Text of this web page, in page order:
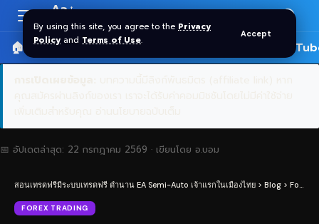
By using this site, you agree to the Privacy
Policy and Terms of Use.
Accept
Resizer
Aa
🏠 หน้าแรก ราคาทอง SPDR 🎬
📅 อัปเดตล่าสุด: 22 กรกฎาคม 2569 · เขียนโดย อ.บอม
สอนเทรดฟรีมีระบบเทรดฟรี ตำนาน EA Semi-Auto เจ้าแรกในเมืองไทย > Blog > Forex Trading
FOREX TRADING